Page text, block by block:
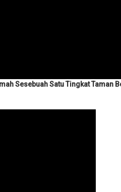
Sesebuah Satu Tingkat Taman